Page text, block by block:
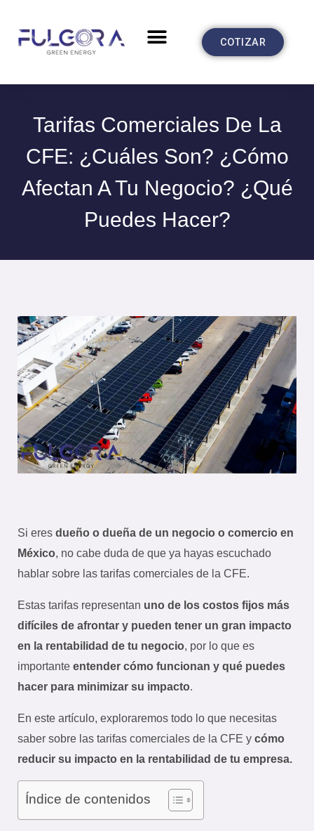
contenido
Menu COTIZAR
Tarifas Comerciales De La
CFE: ¿Cuáles Son? ¿Cómo
Afectan A Tu Negocio? ¿qué
Puedes Hacer?
Si eres dueño o dueña de un negocio o comercio en
México, no cabe duda de que ya hayas escuchado
hablar sobre las tarifas comerciales de la CFE.
Estas tarifas representan uno de los costos fijos más
difíciles de afrontar y pueden tener un gran impacto
en la rentabilidad de tu negocio, por lo que es
importante entender cómo funcionan y qué puedes
hacer para minimizar su impacto.
En este artículo, exploraremos todo lo que necesitas
saber sobre las tarifas comerciales de la CFE y cómo
reducir su impacto en la rentabilidad de tu empresa.
Índice de contenidos